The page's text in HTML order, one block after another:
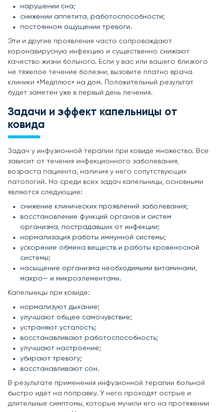
нарушении сна;
снижении аппетита, работоспособности;
постоянном ощущении тревоги.
Эти и другие проявления часто сопровождают
коронавирусную инфекцию и существенно снижают
качество жизни больного. Если у вас или вашего близкого
не тяжелое течение болезни, вызовите платно врача
клиники «Медплюс» на дом. Положительный результат
будет заметен уже в первый день лечения.
Задачи и эффект капельницы от
ковида
Задач у инфузионной терапии при ковиде множество. Все
зависит от течения инфекционного заболевания,
возраста пациента, наличия у него сопутствующих
патологий. Но среди всех задач капельницы, основными
являются следующие:
снижение клинических проявлений заболевания;
восстановление функций органов и систем
организма, пострадавших от инфекции;
нормализация работы иммунной системы;
ускорение обмена веществ и работы кровеносной
системы;
насыщение организма необходимыми витаминами,
макро— и микроэлементами.
Капельницы при ковиде:
нормализуют дыхание;
улучшают общее самочувствие;
устраняют усталость;
восстанавливают работоспособность;
улучшают настроение;
убирают тревогу;
восстанавливают сон.
В результате применения инфузионной терапии больной
быстро идет на поправку. У него проходят острые и
длительные симптомы, которые мучили его на протяжении